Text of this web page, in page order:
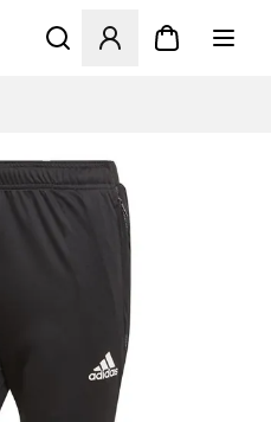
Ανοίγει ένα Modal για να